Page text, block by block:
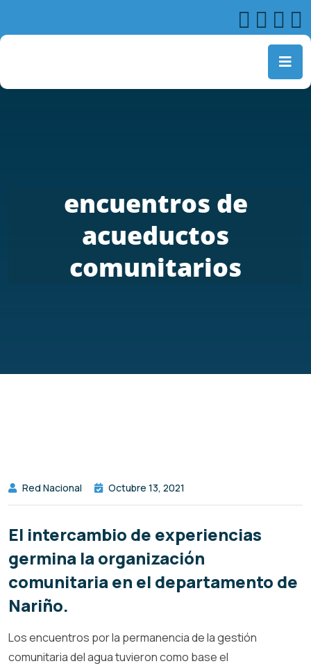
encuentros de
acueductos
comunitarios
Red Nacional Octubre 13, 2021
El intercambio de experiencias
germina la organización
comunitaria en el departamento de
Nariño.
Los encuentros por la permanencia de la gestión
comunitaria del agua tuvieron como base el